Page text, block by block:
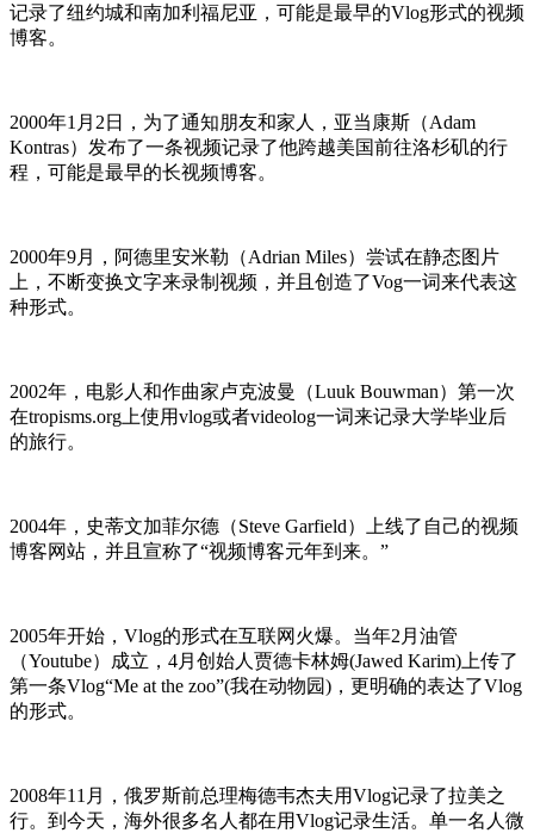
记录了纽约城和南加利福尼亚，可能是最早的Vlog形式的视频
博客。
2000年1月2日，为了通知朋友和家人，亚当康斯（Adam
Kontras）发布了一条视频记录了他跨越美国前往洛杉矶的行
程，可能是最早的长视频博客。
2000年9月，阿德里安米勒（Adrian Miles）尝试在静态图片
上，不断变换文字来录制视频，并且创造了Vog一词来代表这
种形式。
2002年，电影人和作曲家卢克波曼（Luuk Bouwman）第一次
在tropisms.org上使用vlog或者videolog一词来记录大学毕业后
的旅行。
2004年，史蒂文加菲尔德（Steve Garfield）上线了自己的视频
博客网站，并且宣称了“视频博客元年到来。”
2005年开始，Vlog的形式在互联网火爆。当年2月油管
（Youtube）成立，4月创始人贾德卡林姆(Jawed Karim)上传了
第一条Vlog“Me at the zoo”(我在动物园)，更明确的表达了Vlog
的形式。
2008年11月，俄罗斯前总理梅德韦杰夫用Vlog记录了拉美之
行。到今天，海外很多名人都在用Vlog记录生活。单一名人微